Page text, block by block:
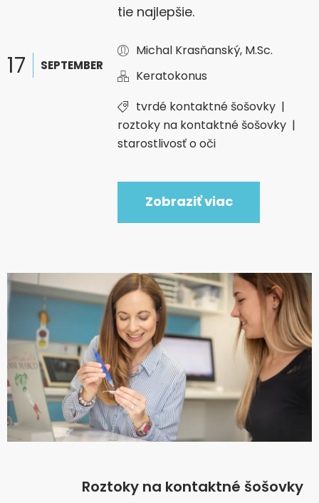
17 SEPTEMBER
tie najlepšie.
Michal Krasňanský, M.Sc.
Keratokonus
tvrdé kontaktné šošovky |
roztoky na kontaktné šošovky |
starostlivosť o oči
Zobraziť viac
Roztoky na kontaktné šošovky